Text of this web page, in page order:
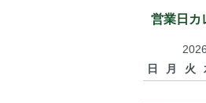
営業日カ
日
月 火